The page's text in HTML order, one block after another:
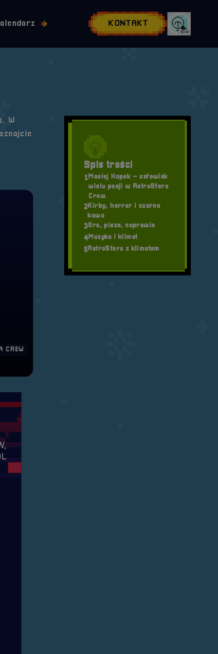
KONTAKT
Wyszukaj
⌘+K
W
CREW
Spis treści
1Maciej Hopek – człowiek
wielu pasji w RetroSfera
Crew
2Kirby, horror i czarna
kawa
3Gra, pisze, naprawia
4Muzyka i klimat
5RetroSfera z klimatem